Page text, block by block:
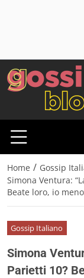
Home / Gossip
Simona Ventura:
Beate loro, io
Gossip Italiano
Simona
Parietti 10?